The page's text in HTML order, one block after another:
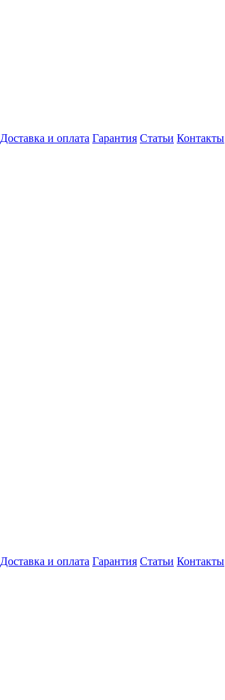
Доставка и оплата Гарантия Статьи Контакты
Доставка и оплата Гарантия Статьи Контакты